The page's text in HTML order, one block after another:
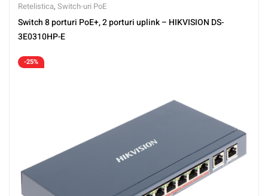
Retelistica, Switch-uri PoE
Switch 8 porturi PoE+, 2 porturi uplink – HIKVISION DS-
3E0310HP-E
-25%